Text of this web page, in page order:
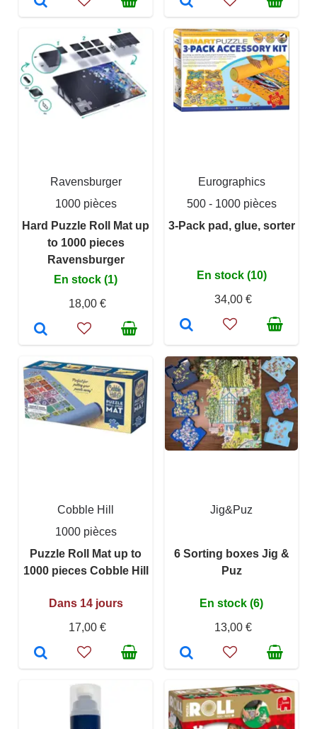
Ravensburger
1000 pièces
Hard Puzzle Roll Mat up
to 1000 pieces
Ravensburger
En stock (1)
18,00 €
Eurographics
500 - 1000 pièces
3-Pack pad, glue, sorter
En stock (10)
34,00 €
Cobble Hill
1000 pièces
Puzzle Roll Mat up to
1000 pieces Cobble Hill
Dans 14 jours
17,00 €
Jig&Puz
6 Sorting boxes Jig &
Puz
En stock (6)
13,00 €